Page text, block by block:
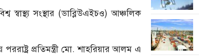
স্বাস্থ্য সংস্থার (ডাব্লিউএইচও) আঞ্চলিক
প্রতিমন্ত্রী মো. শাহরিয়ার আলম এ